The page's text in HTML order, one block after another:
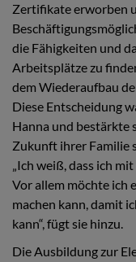
Zertifikate erworben
die Fähigkeiten und
Arbeitsplätze zu
dem Wiederaufbau
Diese Entscheidung
Hanna und bestärkte
Zukunft ihrer Familie
„Ich weiß, dass ich
Vor allem möchte ich
machen kann, damit
kann“, fügt sie hinzu.
Die Ausbildung zur